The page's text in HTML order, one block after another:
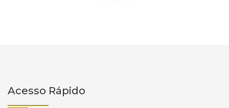
Acesso Rápido